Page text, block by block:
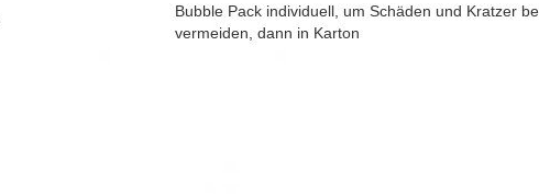
Bubble Pack individuell, um Schäden und Kratzer
vermeiden, dann in Karton